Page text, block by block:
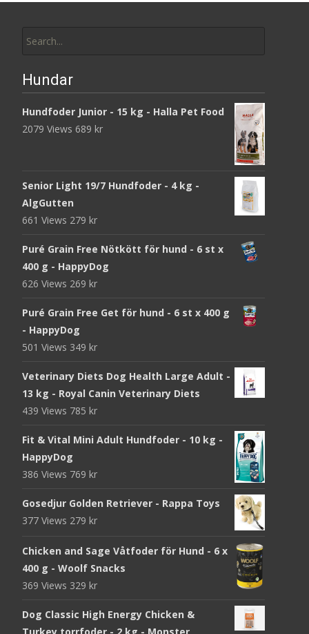
for:
Hundar
Hundfoder Junior - 15 kg - Halla Pet Food
2079 Views 689 kr
Senior Light 19/7 Hundfoder - 4 kg -
AlgGutten
661 Views 279 kr
Puré Grain Free Nötkött för hund - 6 st x
400 g - HappyDog
626 Views 269 kr
Puré Grain Free Get för hund - 6 st x 400 g
- HappyDog
501 Views 349 kr
Veterinary Diets Dog Health Large Adult -
13 kg - Royal Canin Veterinary Diets
439 Views 785 kr
Fit & Vital Mini Adult Hundfoder - 10 kg -
HappyDog
386 Views 769 kr
Gosedjur Golden Retriever - Rappa Toys
377 Views 279 kr
Chicken and Sage Våtfoder för Hund - 6 x
400 g - Woolf Snacks
369 Views 329 kr
Dog Classic High Energy Chicken &